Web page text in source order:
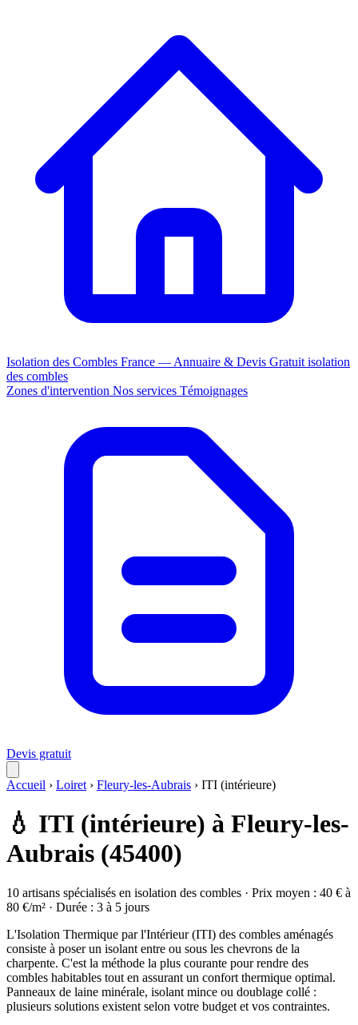
Isolation des Combles France — Annuaire & Devis Gratuit isolation
des combles
Zones d'intervention Nos services Témoignages
Devis gratuit
Accueil › Loiret › Fleury-les-Aubrais › ITI (intérieure)
💧 ITI (intérieure) à Fleury-les-
Aubrais (45400)
10 artisans spécialisés en isolation des combles · Prix moyen : 40 € à
80 €/m² · Durée : 3 à 5 jours
L'Isolation Thermique par l'Intérieur (ITI) des combles aménagés
consiste à poser un isolant entre ou sous les chevrons de la
charpente. C'est la méthode la plus courante pour rendre des
combles habitables tout en assurant un confort thermique optimal.
Panneaux de laine minérale, isolant mince ou doublage collé :
plusieurs solutions existent selon votre budget et vos contraintes.